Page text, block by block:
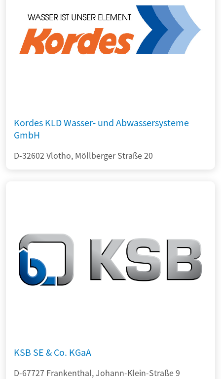
Kordes KLD Wasser- und Abwassersysteme
GmbH
D-32602 Vlotho, Möllberger Straße 20
KSB SE & Co. KGaA
D-67727 Frankenthal, Johann-Klein-Straße 9